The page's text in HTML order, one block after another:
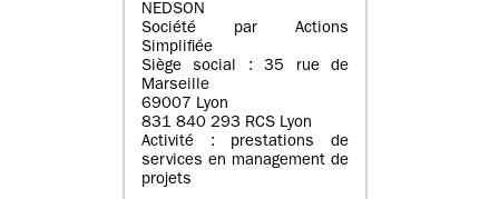
NEDSON
Société par Actions
Simplifiée
Siège social : 35 rue de
Marseille
69007 Lyon
831 840 293 RCS Lyon
Activité : prestations de
services en management de
projets